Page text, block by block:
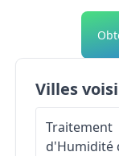
Villes
Traitement
d'Humidité